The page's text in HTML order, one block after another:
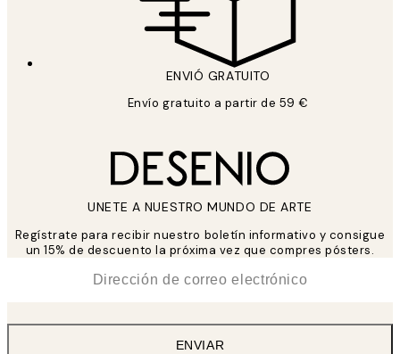
ENVIÓ GRATUITO
Envío gratuito a partir de 59 €
UNETE A NUESTRO MUNDO DE ARTE
Regístrate para recibir nuestro boletín informativo y consigue
un 15% de descuento la próxima vez que compres pósters.
ENVIAR